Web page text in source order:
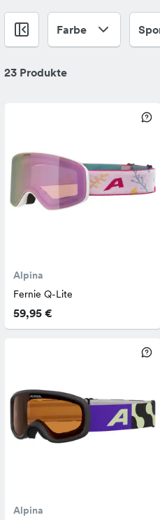
Farbe
23 Produkte
Alpina
Fernie Q-Lite
59,95 €
Alpina